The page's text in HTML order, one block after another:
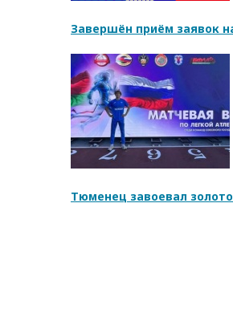
Завершён приём заявок
Тюменец завоевал